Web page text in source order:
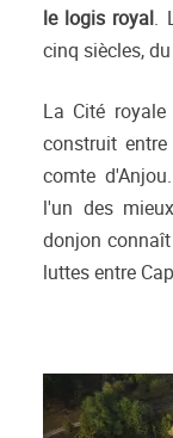
le logis royal.
cinq siècles,
La Cité
construit
comte
l'un des
donjon
luttes entre